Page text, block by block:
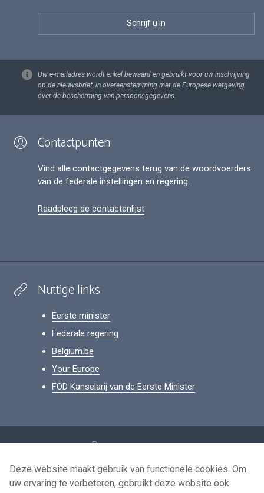
Uw e-mailadres wordt enkel bewaard en gebruikt voor uw inschrijving
op de nieuwsbrief, in overeenstemming met de Europese wetgeving
over de bescherming van persoonsgegevens.
Contactpunten
Vind alle contactgegevens terug van de woordvoerders
van de federale instellingen en regering.
Raadpleeg de contactenlijst
Nuttige links
Eerste minister
Federale regering
Belgium.be
Your Europe
FOD Kanselarij van de Eerste Minister
Persoonsgegevens
Voorwaarden voor het hergebruik
Contacteer ons
Deze website maakt gebruik van functionele cookies. Om
uw ervaring te verbeteren, gebruikt deze website ook